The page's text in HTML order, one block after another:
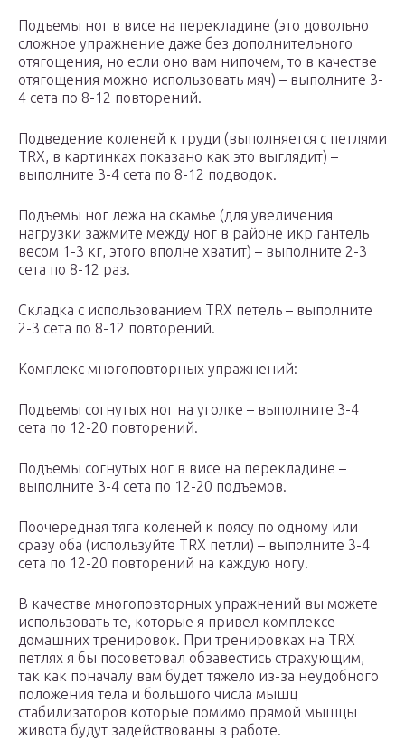
Подъемы ног в висе на перекладине (это довольно
сложное упражнение даже без дополнительного
отягощения, но если оно вам нипочем, то в качестве
отягощения можно использовать мяч) – выполните 3-
4 сета по 8-12 повторений.
Подведение коленей к груди (выполняется с петлями
TRX, в картинках показано как это выглядит) –
выполните 3-4 сета по 8-12 подводок.
Подъемы ног лежа на скамье (для увеличения
нагрузки зажмите между ног в районе икр гантель
весом 1-3 кг, этого вполне хватит) – выполните 2-3
сета по 8-12 раз.
Складка с использованием TRX петель – выполните
2-3 сета по 8-12 повторений.
Комплекс многоповторных упражнений:
Подъемы согнутых ног на уголке – выполните 3-4
сета по 12-20 повторений.
Подъемы согнутых ног в висе на перекладине –
выполните 3-4 сета по 12-20 подъемов.
Поочередная тяга коленей к поясу по одному или
сразу оба (используйте TRX петли) – выполните 3-4
сета по 12-20 повторений на каждую ногу.
В качестве многоповторных упражнений вы можете
использовать те, которые я привел комплексе
домашних тренировок. При тренировках на TRX
петлях я бы посоветовал обзавестись страхующим,
так как поначалу вам будет тяжело из-за неудобного
положения тела и большого числа мышц
стабилизаторов которые помимо прямой мышцы
живота будут задействованы в работе.